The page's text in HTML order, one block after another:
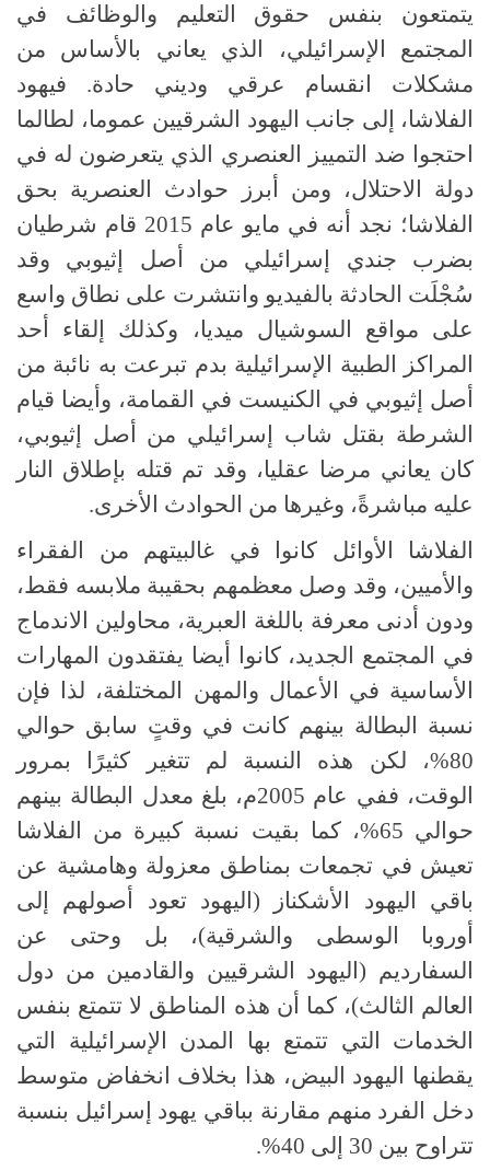
يتمتعون بنفس حقوق التعليم والوظائف في
المجتمع الإسرائيلي، الذي يعاني بالأساس من
مشكلات انقسام عرقي وديني حادة. فيهود
الفلاشا، إلى جانب اليهود الشرقيين عموما، لطالما
احتجوا ضد التمييز العنصري الذي يتعرضون له في
دولة الاحتلال، ومن أبرز حوادث العنصرية بحق
الفلاشا؛ نجد أنه في مايو عام 2015 قام شرطيان
بضرب جندي إسرائيلي من أصل إثيوبي وقد
سُجْلَت الحادثة بالفيديو وانتشرت على نطاق واسع
على مواقع السوشيال ميديا، وكذلك إلقاء أحد
المراكز الطبية الإسرائيلية بدم تبرعت به نائبة من
أصل إثيوبي في الكنيست في القمامة، وأيضا قيام
الشرطة بقتل شاب إسرائيلي من أصل إثيوبي،
كان يعاني مرضا عقليا، وقد تم قتله بإطلاق النار
عليه مباشرةً، وغيرها من الحوادث الأخرى.
الفلاشا الأوائل كانوا في غالبيتهم من الفقراء
والأميين، وقد وصل معظمهم بحقيبة ملابسه فقط،
ودون أدنى معرفة باللغة العبرية، محاولين الاندماج
في المجتمع الجديد، كانوا أيضا يفتقدون المهارات
الأساسية في الأعمال والمهن المختلفة، لذا فإن
نسبة البطالة بينهم كانت في وقتٍ سابق حوالي
80%، لكن هذه النسبة لم تتغير كثيرًا بمرور
الوقت، ففي عام 2005م، بلغ معدل البطالة بينهم
حوالي 65%، كما بقيت نسبة كبيرة من الفلاشا
تعيش في تجمعات بمناطق معزولة وهامشية عن
باقي اليهود الأشكناز (اليهود تعود أصولهم إلى
أوروبا الوسطى والشرقية)، بل وحتى عن
السفارديم (اليهود الشرقيين والقادمين من دول
العالم الثالث)، كما أن هذه المناطق لا تتمتع بنفس
الخدمات التي تتمتع بها المدن الإسرائيلية التي
يقطنها اليهود البيض، هذا بخلاف انخفاض متوسط
دخل الفرد منهم مقارنة بباقي يهود إسرائيل بنسبة
تتراوح بين 30 إلى 40%.